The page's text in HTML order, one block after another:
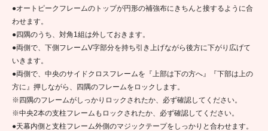
●オートピークフレームのトップが円形の補強布にきちんと接するように合
わせます。
●四隅のうち、対角1組は外しておきます。
●両側で、下側フレームV字部分を持ち引き上げながら後方に下がり広げて
いきます。
●両側で、中央のサイドクロスフレームを『上部は下の方へ』『下部は上の
方に』押しながら、四隅のフレームをロックします。
※四隅のフレームがしっかりロックされたか、必ず確認してください。
※中央2本の支柱フレームもロックされたか、必ず確認してください。
●天幕内側と支柱フレーム外側のマジックテープをしっかりと合わせます。